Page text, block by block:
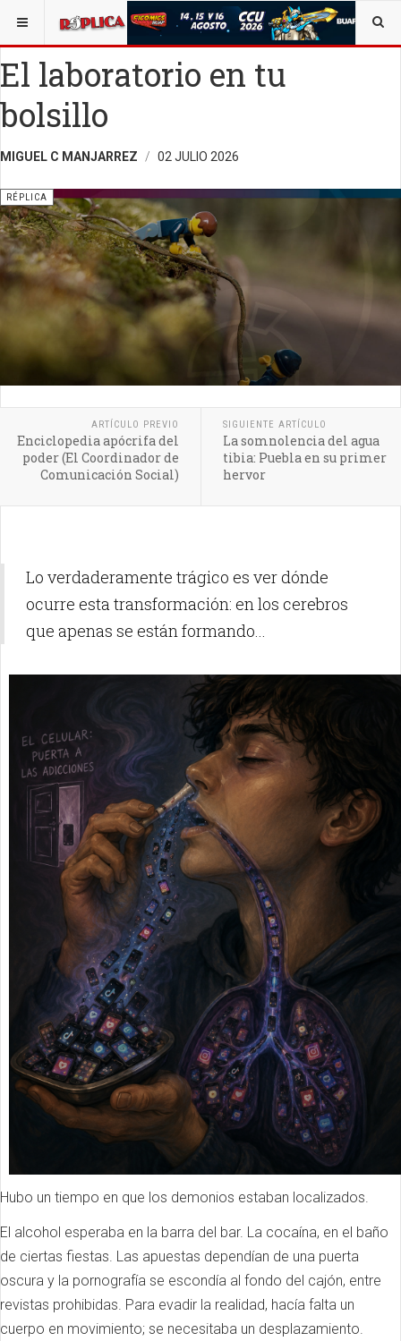
ESTÁ AQUÍ: ALEJANDRO C. MANJARREZ OPINIÓN RÉPLICA
El laboratorio en tu
bolsillo
MIGUEL C MANJARREZ 02 JULIO 2026
RÉPLICA
ARTÍCULO PREVIO
Enciclopedia apócrifa del
poder (El Coordinador de
Comunicación Social)
SIGUIENTE ARTÍCULO
La somnolencia del agua
tibia: Puebla en su primer
hervor
Lo verdaderamente trágico es ver dónde
ocurre esta transformación: en los cerebros
que apenas se están formando...
Hubo un tiempo en que los demonios estaban localizados.
El alcohol esperaba en la barra del bar. La cocaína, en el baño
de ciertas fiestas. Las apuestas dependían de una puerta
oscura y la pornografía se escondía al fondo del cajón, entre
revistas prohibidas. Para evadir la realidad, hacía falta un
cuerpo en movimiento; se necesitaba un desplazamiento.